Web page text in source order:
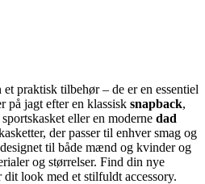
praktisk tilbehør – de er en essentiel
på jagt efter en klassisk snapback,
sportskasket eller en moderne dad
der passer til enhver smag og
til både mænd og kvinder og
og størrelser. Find din nye
look med et stilfuldt accessory.